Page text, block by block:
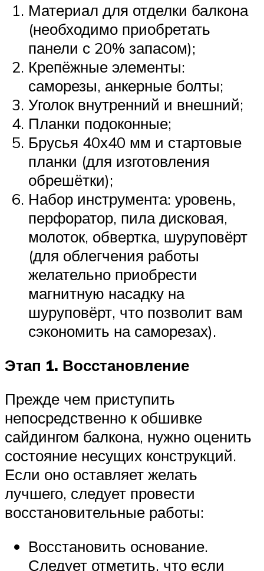
Материал для отделки балкона
(необходимо приобретать
панели с 20% запасом);
Крепёжные элементы:
саморезы, анкерные болты;
Уголок внутренний и внешний;
Планки подоконные;
Брусья 40х40 мм и стартовые
планки (для изготовления
обрешётки);
Набор инструмента: уровень,
перфоратор, пила дисковая,
молоток, обвертка, шуруповёрт
(для облегчения работы
желательно приобрести
магнитную насадку на
шуруповёрт, что позволит вам
сэкономить на саморезах).
Этап 1. Восстановление
Прежде чем приступить
непосредственно к обшивке
сайдингом балкона, нужно оценить
состояние несущих конструкций.
Если оно оставляет желать
лучшего, следует провести
восстановительные работы:
Восстановить основание.
Следует отметить, что если